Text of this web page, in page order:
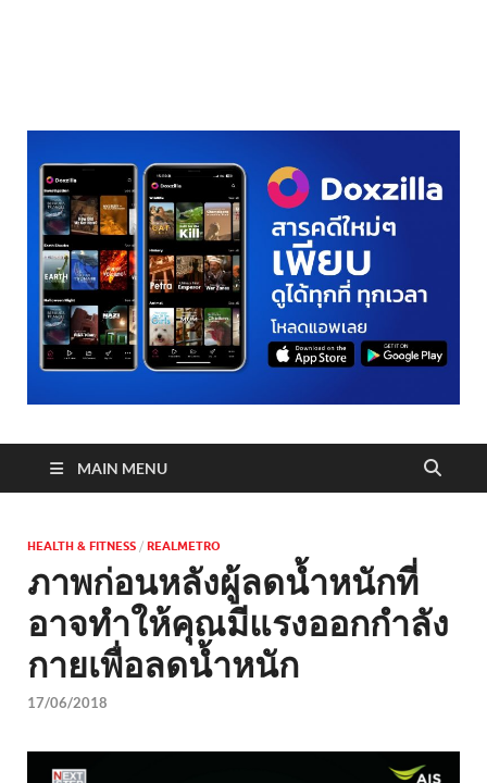
MAIN MENU
HEALTH & FITNESS / REALMETRO
ภาพก่อนหลังผู้ลดน้ำหนักที่
อาจทำให้คุณมีแรงออกกำลัง
กายเพื่อลดน้ำหนัก
17/06/2018